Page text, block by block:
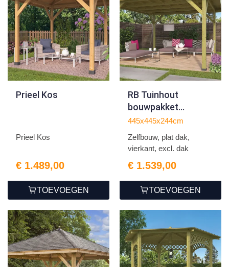
Prieel Kos
Prieel Kos
€ 1.489,00
TOEVOEGEN
RB Tuinhout
bouwpakket
overkapping 455 x
445x445x244cm
Zelfbouw, plat dak,
vierkant, excl. dak
€ 1.539,00
TOEVOEGEN